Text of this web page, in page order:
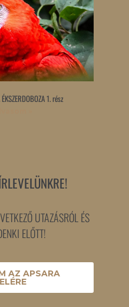
1. rész
UTAZÁSRÓL ÉS
ELŐTT!
AZ APSARA